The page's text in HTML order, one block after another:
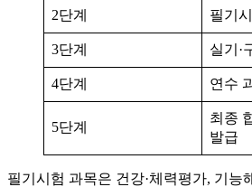
2단계 필기
3단계 실기·
4단계 연수
5단계
최종
발급
필기시험 과목은 건강·체력평가, 기능